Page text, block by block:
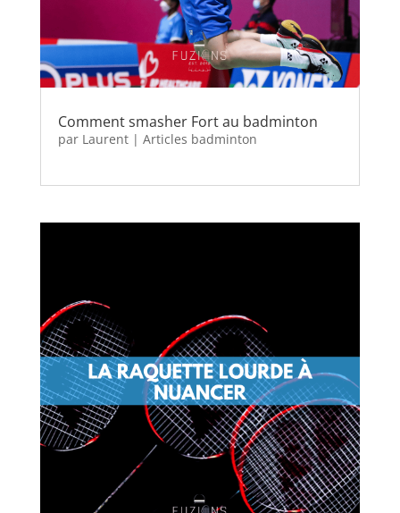
Comment smasher Fort au badminton
par Laurent| Articles badminton